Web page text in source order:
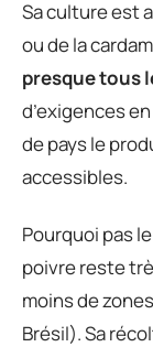
Sa culture est
ou de la
presque tous
d’exigences
de pays le
accessibles.
Pourquoi pas
poivre reste
moins de
Brésil). Sa